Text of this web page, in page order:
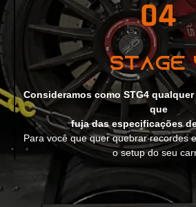
Stage
Consideramos como STG4
que
fuja das especificações
Para você que quer quebrar recordes
o setup do seu